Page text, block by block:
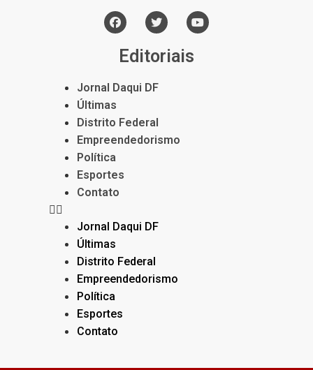
Editoriais
Jornal Daqui DF
Últimas
Distrito Federal
Empreendedorismo
Política
Esportes
Contato
Jornal Daqui DF
Últimas
Distrito Federal
Empreendedorismo
Política
Esportes
Contato